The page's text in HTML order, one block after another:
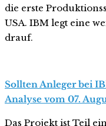
die erste
USA. IBM legt eine
drauf.
Sollten Anleger bei
Analyse vom 07.
Das Projekt ist Teil